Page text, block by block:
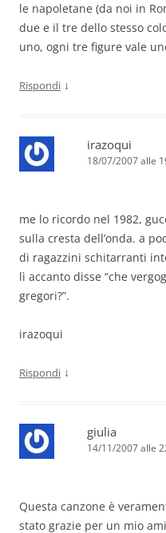
le napoletane (da noi in
due e il tre dello stesso
uno, ogni tre figure vale
Rispondi ↓
irazoqui
18/07/2007 alle
me lo ricordo nel 1982,
sulla cresta dell’onda. a
di ragazzini schitarranti
lì accanto disse “che
gregori?”.
irazoqui
Rispondi ↓
giulia
14/11/2007 alle
Questa canzone è
stato grazie per un mio